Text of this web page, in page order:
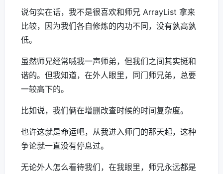
说句实在话，我不是很喜欢和师兄 ArrayList 拿来
比较，因为我们各自修炼的内功不同，没有孰高孰
低。
虽然师兄经常喊我一声师弟，但我们之间其实挺和
谐的。但我知道，在外人眼里，同门师兄弟，总要
一较高下的。
比如说，我们俩在增删改查时候的时间复杂度。
也许这就是命运吧，从我进入师门的那天起，这种
争论就一直没有停息过。
无论外人怎么看待我们，在我眼里，师兄永远都是